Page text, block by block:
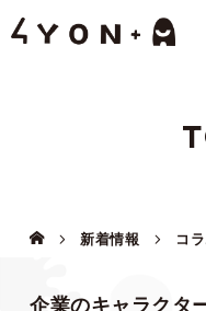
新着情報 コ
企業のキャラクタ